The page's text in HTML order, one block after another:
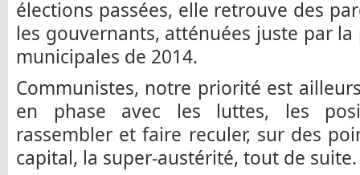
élections passées, elle retrouve des
les gouvernants, atténuées juste par
municipales de 2014.
Communistes, notre priorité est
en phase avec les luttes, les
rassembler et faire reculer, sur des
capital, la super-austérité, tout de suite.